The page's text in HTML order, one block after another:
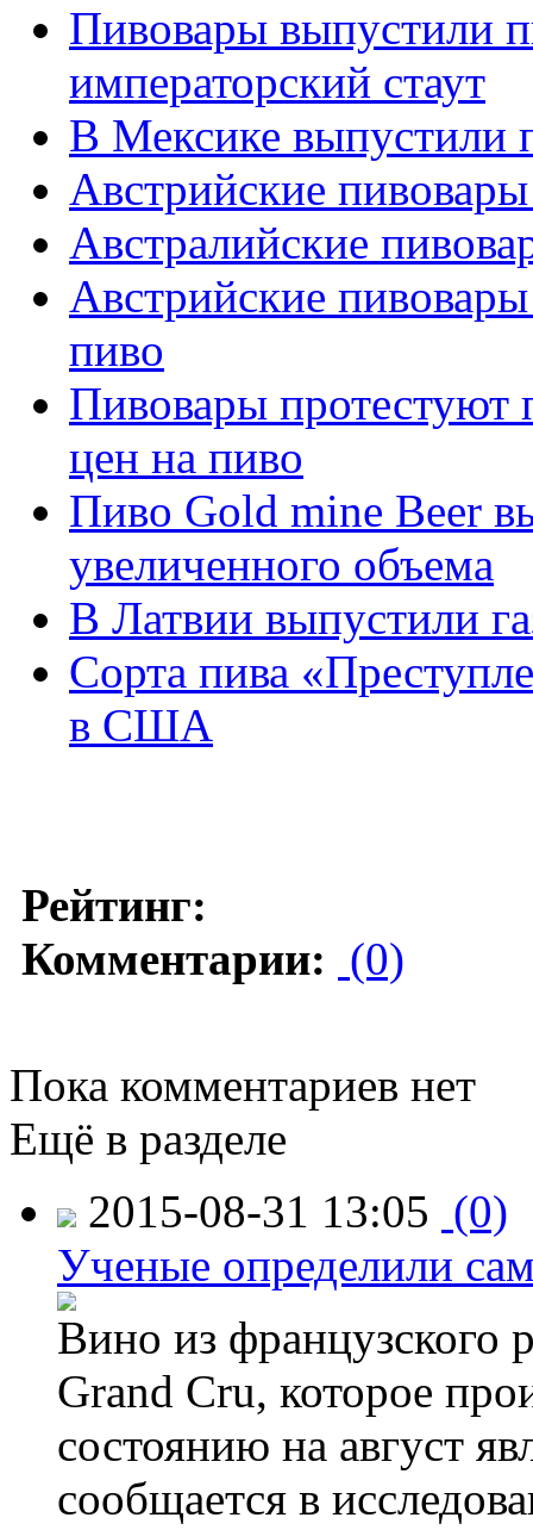
Пивовары выпустили
императорский стаут
В Мексике выпустили
Австрийские
Австралийские
Австрийские
пиво
Пивовары протестуют
цен на пиво
Пиво Gold mine Beer
увеличенного объема
В Латвии выпустили
Сорта пива
в США
Рейтинг:
Комментарии: (0)
Пока комментариев нет
Ещё в разделе
2015-08-31 13:05 (0)
Ученые определили
Вино из французского
Grand Cru, которое
состоянию на август
сообщается в